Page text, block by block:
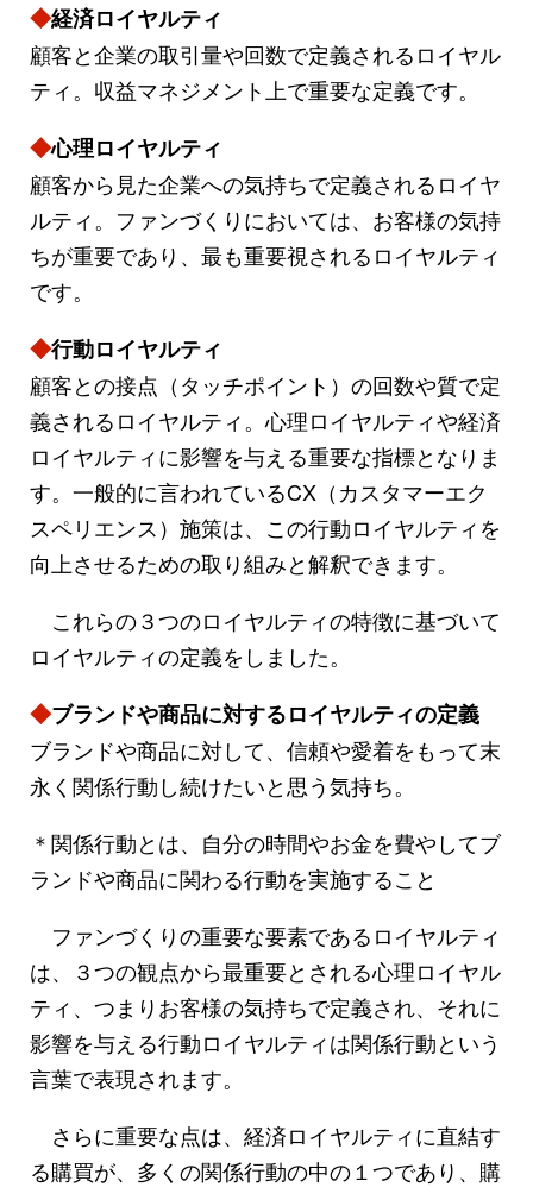
◆経済ロイヤルティ
顧客と企業の取引量や回数で定義されるロイヤル
ティ。収益マネジメント上で重要な定義です。
◆心理ロイヤルティ
顧客から見た企業への気持ちで定義されるロイヤ
ルティ。ファンづくりにおいては、お客様の気持
ちが重要であり、最も重要視されるロイヤルティ
です。
◆行動ロイヤルティ
顧客との接点（タッチポイント）の回数や質で定
義されるロイヤルティ。心理ロイヤルティや経済
ロイヤルティに影響を与える重要な指標となりま
す。一般的に言われているCX（カスタマーエク
スペリエンス）施策は、この行動ロイヤルティを
向上させるための取り組みと解釈できます。
これらの３つのロイヤルティの特徴に基づいて
ロイヤルティの定義をしました。
◆ブランドや商品に対するロイヤルティの定義
ブランドや商品に対して、信頼や愛着をもって末
永く関係行動し続けたいと思う気持ち。
＊関係行動とは、自分の時間やお金を費やしてブ
ランドや商品に関わる行動を実施すること
ファンづくりの重要な要素であるロイヤルティ
は、３つの観点から最重要とされる心理ロイヤル
ティ、つまりお客様の気持ちで定義され、それに
影響を与える行動ロイヤルティは関係行動という
言葉で表現されます。
さらに重要な点は、経済ロイヤルティに直結す
る購買が、多くの関係行動の中の１つであり、購